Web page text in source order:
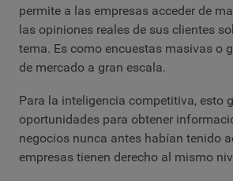
permite a las empresas acceder de
las opiniones reales de sus clientes
tema. Es como encuestas masivas o
de mercado a gran escala.
Para la inteligencia competitiva, esto
oportunidades para obtener
negocios nunca antes habían tenido
empresas tienen derecho al mismo